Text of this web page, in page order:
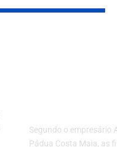
Segundo o empresário
Pádua Costa Maia, as